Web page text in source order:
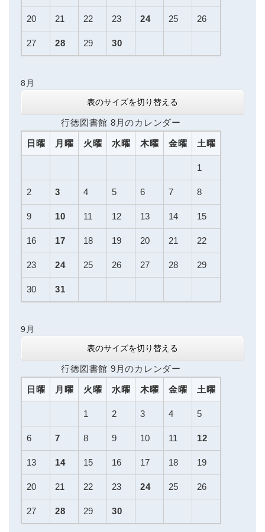
20 21 22 23 24 25 26
27 28 29 30
8月
表のサイズを切り替える
行徳図書館 8月のカレンダー
日曜 月曜 火曜 水曜 木曜 金曜 土曜
1
2 3 4 5 6 7 8
9 10 11 12 13 14 15
16 17 18 19 20 21 22
23 24 25 26 27 28 29
30 31
9月
表のサイズを切り替える
行徳図書館 9月のカレンダー
日曜 月曜 火曜 水曜 木曜 金曜 土曜
1 2 3 4 5
6 7 8 9 10 11 12
13 14 15 16 17 18 19
20 21 22 23 24 25 26
27 28 29 30